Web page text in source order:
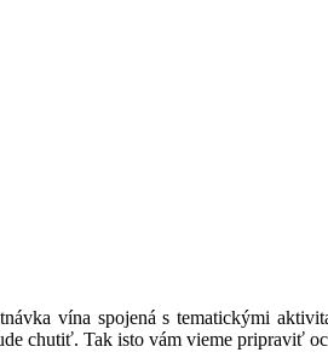
vína spojená s tematickými
chutiť. Tak isto vám vieme pripraviť